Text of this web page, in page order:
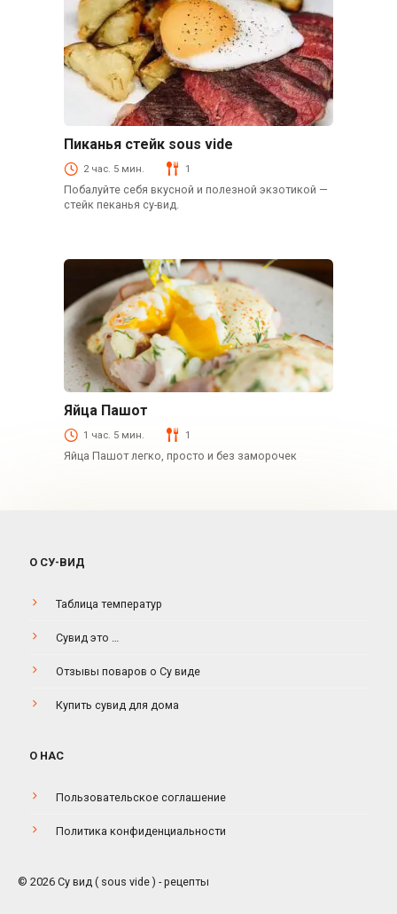
Пиканья стейк sous vide
2 час. 5 мин. 1
Побалуйте себя вкусной и полезной экзотикой —
стейк пеканья су-вид.
Блюда из яиц
Яйца Пашот
1 час. 5 мин. 1
Яйца Пашот легко, просто и без заморочек
О СУ-ВИД
Таблица температур
Сувид это …
Отзывы поваров о Су виде
Купить сувид для дома
О НАС
Пользовательское соглашение
Политика конфиденциальности
© 2026 Су вид ( sous vide ) - рецепты